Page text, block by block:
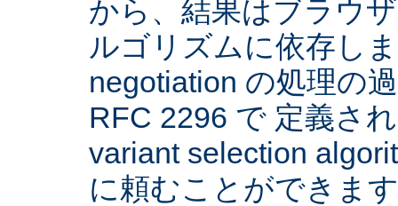
から、結果はブラウ
ルゴリズムに依存し
negotiation の処理の
RFC 2296 で 定義さ
variant selection
に頼むことができま